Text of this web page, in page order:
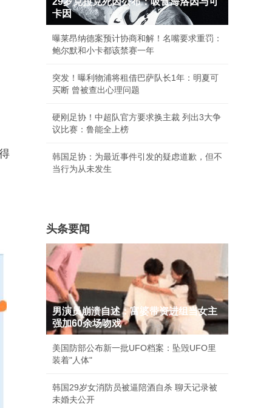
卡因
曝莱昂纳德案预计协商和解！名嘴要求重罚：
鲍尔默和小卡都该禁赛一年
突发！曝利物浦将租借巴萨队长1年：明夏可
买断 曾被查出心理问题
硬刚足协！中超队官方要求换主裁 列出3大争
议比赛：鲁能全上榜
韩国足协：为最近事件引发的疑虑道歉，但不
当行为从未发生
头条要闻
男演员崩溃自述：富婆带资进组当女主
强加60余场吻戏
美国防部公布新一批UFO档案：坠毁UFO里
装着"人体"
韩国29岁女消防员被逼陪酒自杀 聊天记录被
未婚夫公开